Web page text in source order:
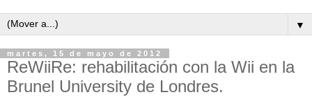
▼
martes, 15 de mayo de 2012
ReWiiRe: rehabilitación con la Wii en la
Brunel University de Londres.